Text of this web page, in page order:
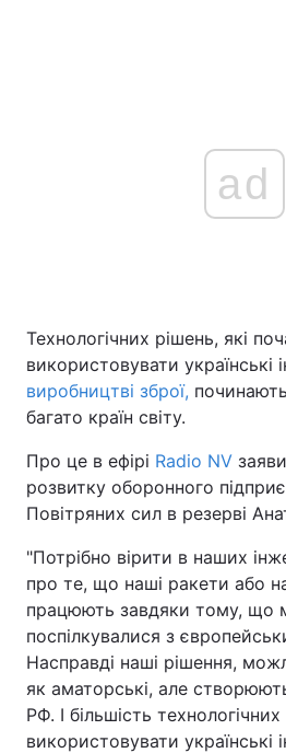
ad
Технологічних рішень, які
використовувати українські
виробництві зброї,
багато країн світу.
Про це в ефірі Radio NV
розвитку оборонного
Повітряних сил в резерві
"Потрібно вірити в наших
про те, що наші ракети або
працюють завдяки тому, що
поспілкувалися з
Насправді наші рішення,
як аматорські, але
РФ. І більшість
використовувати українські